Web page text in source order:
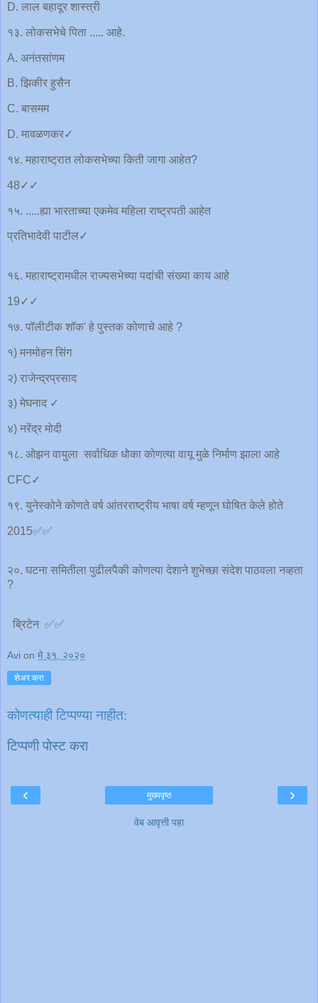
D. लाल बहादूर शास्त्री
१३. लोकसभेचे पिता ..... आहे.
A. अनंतसांणम
B. झिकीर हुसैन
C. बासमम
D. मावळणकर✓
१४. महाराष्ट्रात लोकसभेच्या किती जागा आहेत?
48✓✓
१५. .....ह्या भारताच्या एकमेव महिला राष्ट्रपती आहेत
प्रतिभादेवी पाटील✓
१६. महाराष्ट्रामधील राज्यसभेच्या पदांची संख्या काय आहे
19✓✓
१७. पॉलीटीक शॉक' हे पुस्तक कोणाचे आहे ?
१) मनमोहन सिंग
२) राजेन्द्रप्रसाद
३) मेघनाद ✓
४) नरेंद्र मोदी
१८. ओझन वायुला सर्वाधिक धोका कोणत्या वायू मुळे निर्माण झाला आहे
CFC✓
१९. युनेस्कोने कोणते वर्ष आंतरराष्ट्रीय भाषा वर्ष म्हणून घोषित केले होते
2015✅✅
२०. घटना समितीला पुढीलपैकी कोणत्या देशाने शुभेच्छा संदेश पाठवला नव्हता
?
ब्रिटेन ✅✅
Avi on मे ३१, २०२०
शेअर करा
कोणत्याही टिप्पण्‍या नाहीत:
टिप्पणी पोस्ट करा
‹ ›
मुख्यपृष्ठ
वेब आवृत्ती पहा